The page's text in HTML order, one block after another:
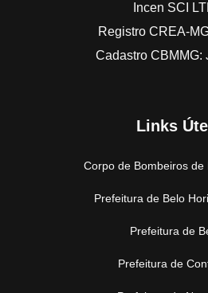
Incen SCI
Registro CREA-
Cadastro CBMMG:
Links
Corpo de Bombeiros de
Prefeitura de Belo
Prefeitura de
Prefeitura de